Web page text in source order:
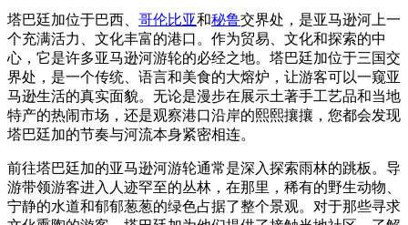
塔巴廷加位于巴西、 哥伦比亚和秘鲁交界处，是亚马逊河上一
个充满活力、文化丰富的港口。作为贸易、文化和探索的中
心，它是许多亚马逊河游轮的必经之地。塔巴廷加位于三国交
界处，是一个传统、语言和美食的大熔炉，让游客可以一窥亚
马逊生活的真实面貌。无论是漫步在展示土著手工艺品和当地
特产的热闹市场，还是观察港口沿岸的熙熙攘攘，您都会发现
塔巴廷加的节奏与河流本身紧密相连。
前往塔巴廷加的亚马逊河游轮通常是深入探索雨林的跳板。导
游带领游客进入人迹罕至的丛林，在那里，稀有的野生动物、
宁静的水道和郁郁葱葱的绿色占据了整个景观。对于那些寻求